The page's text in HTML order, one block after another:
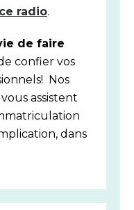
radio.
de faire
confier vos
Nos
assistent
dans